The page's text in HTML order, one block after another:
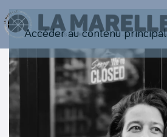
Accéder au contenu principal